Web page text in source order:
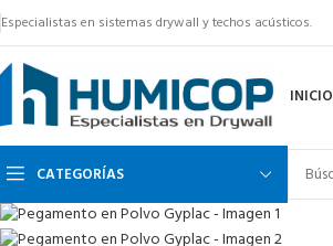
Especialistas en sistemas drywall y techos acústicos.
INICIO
CATEGORÍAS